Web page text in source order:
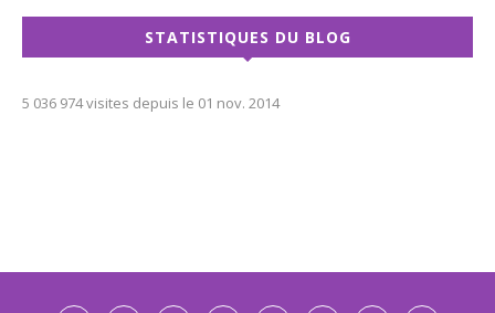
STATISTIQUES DU BLOG
5 036 974 visites depuis le 01 nov. 2014